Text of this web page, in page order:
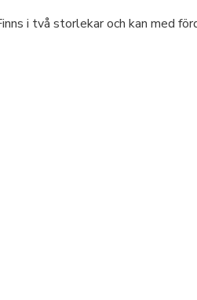
i två storlekar och kan med